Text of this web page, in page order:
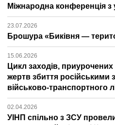
Міжнародна конференція з
23.07.2026
Брошура «Биківня —
15.06.2026
Цикл заходів,
жертв збиття
військово-транспортного
02.04.2026
УІНП спільно з ЗСУ